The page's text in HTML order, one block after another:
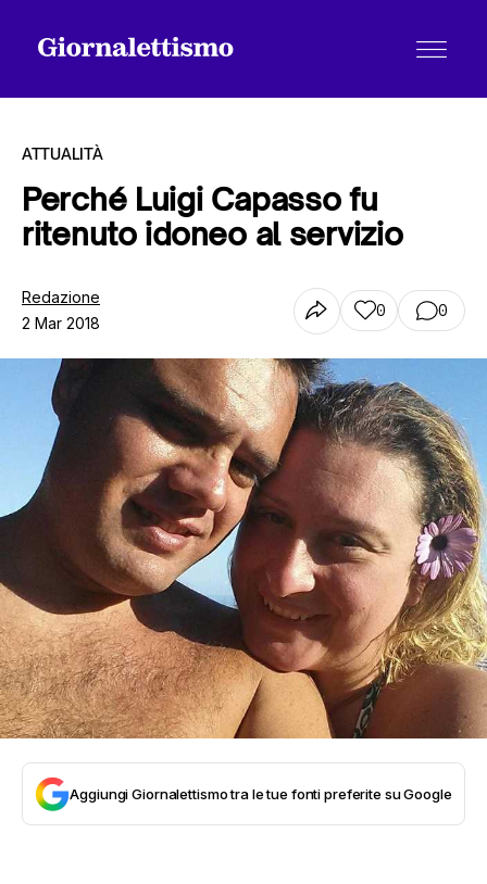
Tutti gli articoli
Chi siamo
Contatti
ATTUALITÀ
Perché Luigi Capasso fu
ritenuto idoneo al servizio
Redazione
2 Mar 2018
0 0
Aggiungi Giornalettismo tra le tue fonti preferite su Google